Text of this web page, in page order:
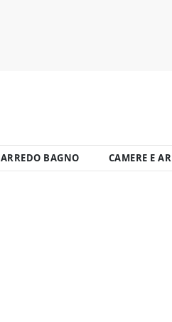
ARREDO BAGNO CAMERE E